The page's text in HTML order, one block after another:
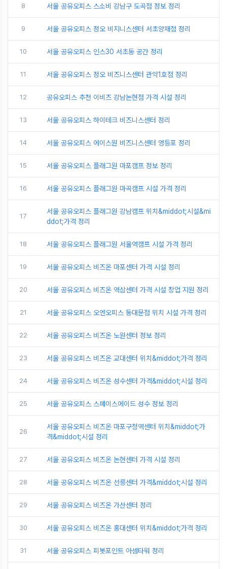
8 서울 공유오피스 스소비 강남구 도곡점 정보 정리
9 서울 공유오피스 정오 비지니스센터 서초양재점 정리
10 서울 공유오피스 인스30 서초동 공간 정리
11 서울 공유오피스 정오 비즈니스센터 관악1호점 정리
12 공유오피스 추천 이비즈 강남논현점 가격 시설 정리
13 서울 공유오피스 하이테크 비즈니스센터 정리
14 서울 공유오피스 에이스원 비즈니스센터 영등포 정리
15 서울 공유오피스 플래그원 마포캠프 정보 정리
16 서울 공유오피스 플래그원 마곡캠프 시설 가격 정리
17
서울 공유오피스 플래그원 강남캠프 위치&middot;시설&mi
ddot;가격 정리
18 서울 공유오피스 플래그원 서울역캠프 시설 가격 정리
19 서울 공유오피스 비즈온 마포센터 가격 시설 정리
20 서울 공유오피스 비즈온 역삼센터 가격 시설 창업 지원 정리
21 서울 공유오피스 오엔오피스 동대문점 위치 시설 가격 정리
22 서울 공유오피스 비즈온 노원센터 정보 정리
23 서울 공유오피스 비즈온 교대센터 위치&middot;가격 정리
24 서울 공유오피스 비즈온 성수센터 가격&middot;시설 정리
25 서울 공유오피스 스페이스에이드 성수 정보 정리
26
서울 공유오피스 비즈온 마포구청역센터 위치&middot;가
격&middot;시설 정리
27 서울 공유오피스 비즈온 논현센터 가격 시설 정리
28 서울 공유오피스 비즈온 선릉센터 가격&middot;시설 정리
29 서울 공유오피스 비즈온 가산센터 정리
30 서울 공유오피스 비즈온 홍대센터 위치&middot;가격 정리
31 서울 공유오피스 피봇포인트 아셈타워 정리